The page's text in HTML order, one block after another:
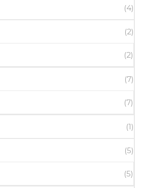
(4)
(2)
(2)
(7)
(7)
(1)
(5)
(5)